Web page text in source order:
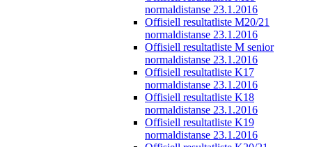
normaldistanse 23.1.2016
Offisiell resultatliste M20/21
normaldistanse 23.1.2016
Offisiell resultatliste M senior
normaldistanse 23.1.2016
Offisiell resultatliste K17
normaldistanse 23.1.2016
Offisiell resultatliste K18
normaldistanse 23.1.2016
Offisiell resultatliste K19
normaldistanse 23.1.2016